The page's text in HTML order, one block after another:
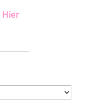
Hier